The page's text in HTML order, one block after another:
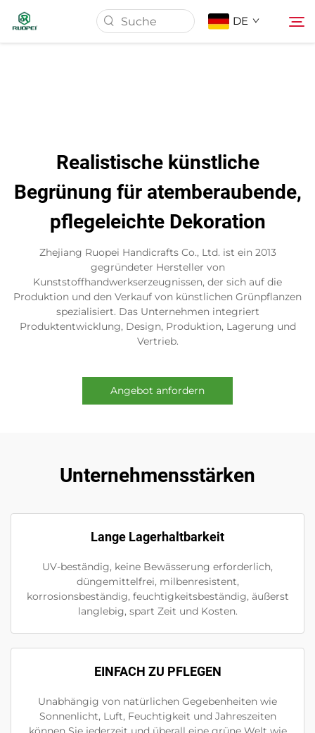
DE
Neuigkeiten
Kontakt
Realistische künstliche
Begrünung für atemberaubende,
pflegeleichte Dekoration
Zhejiang Ruopei Handicrafts Co., Ltd. ist ein 2013
gegründeter Hersteller von
Kunststoffhandwerkserzeugnissen, der sich auf die
Produktion und den Verkauf von künstlichen Grünpflanzen
spezialisiert. Das Unternehmen integriert
Produktentwicklung, Design, Produktion, Lagerung und
Vertrieb.
Angebot anfordern
Unternehmensstärken
Lange Lagerhaltbarkeit
UV-beständig, keine Bewässerung erforderlich,
düngemittelfrei, milbenresistent,
korrosionsbeständig, feuchtigkeitsbeständig, äußerst
langlebig, spart Zeit und Kosten.
EINFACH ZU PFLEGEN
Unabhängig von natürlichen Gegebenheiten wie
Sonnenlicht, Luft, Feuchtigkeit und Jahreszeiten